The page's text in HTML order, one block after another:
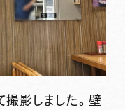
影しました。壁